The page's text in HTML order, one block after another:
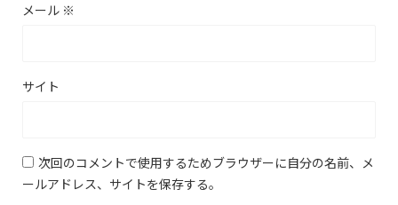
メール ※
サイト
次回のコメントで使用するためブラウザーに自分の名前、メ
ールアドレス、サイトを保存する。